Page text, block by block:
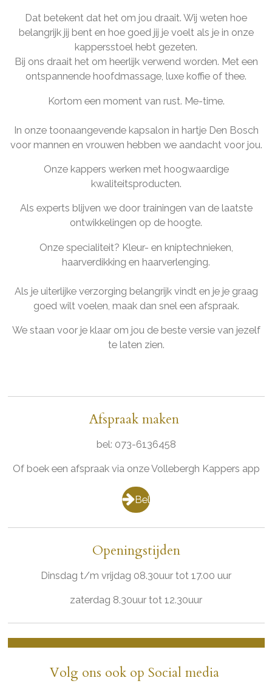
Dat betekent dat het om jou draait. Wij weten hoe
belangrijk jij bent en hoe goed jij je voelt als je in onze
kappersstoel hebt gezeten.
Bij ons draait het om heerlijk verwend worden. Met een
ontspannende hoofdmassage, luxe koffie of thee.
Kortom een moment van rust. Me-time.
In onze toonaangevende kapsalon in hartje Den Bosch
voor mannen en vrouwen hebben we aandacht voor jou.
Onze kappers werken met hoogwaardige
kwaliteitsproducten.
Als experts blijven we door trainingen van de laatste
ontwikkelingen op de hoogte.
Onze specialiteit? Kleur- en kniptechnieken,
haarverdikking en haarverlenging.
Als je uiterlijke verzorging belangrijk vindt en je je graag
goed wilt voelen, maak dan snel een afspraak.
We staan voor je klaar om jou de beste versie van jezelf
te laten zien.
Afspraak maken
bel: 073-6136458
Of boek een afspraak via onze Vollebergh Kappers app
Bel
Openingstijden
Dinsdag t/m vrijdag 08.30uur tot 17.00 uur
zaterdag 8.30uur tot 12.30uur
Volg ons ook op Social media